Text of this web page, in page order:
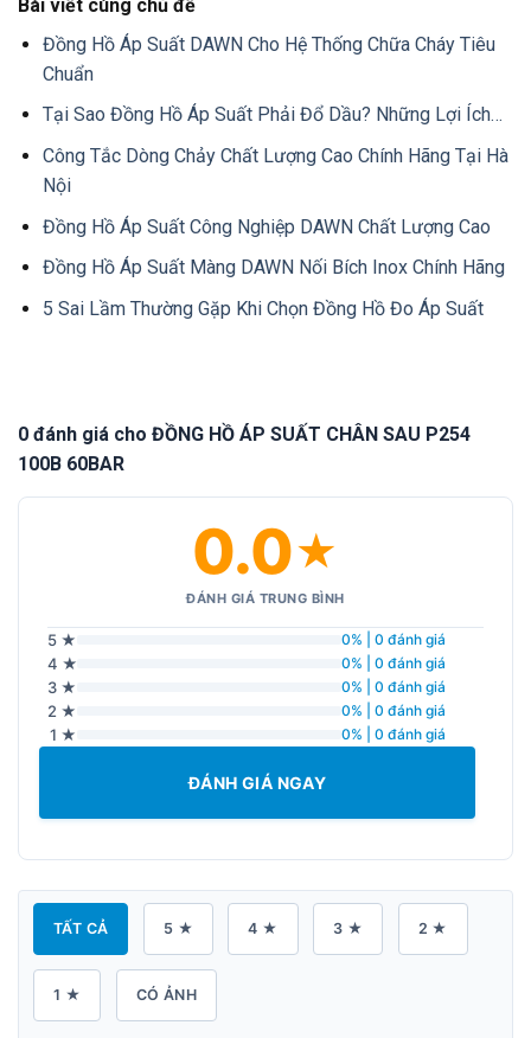
Bài viết cùng chủ đề
Đồng Hồ Áp Suất DAWN Cho Hệ Thống Chữa Cháy Tiêu
Chuẩn
Tại Sao Đồng Hồ Áp Suất Phải Đổ Dầu? Những Lợi Ích…
Công Tắc Dòng Chảy Chất Lượng Cao Chính Hãng Tại Hà
Nội
Đồng Hồ Áp Suất Công Nghiệp DAWN Chất Lượng Cao
Đồng Hồ Áp Suất Màng DAWN Nối Bích Inox Chính Hãng
5 Sai Lầm Thường Gặp Khi Chọn Đồng Hồ Đo Áp Suất
0 đánh giá cho ĐỒNG HỒ ÁP SUẤT CHÂN SAU P254
100B 60BAR
0.0★
ĐÁNH GIÁ TRUNG BÌNH
5 ★ 0% | 0 đánh giá
4 ★ 0% | 0 đánh giá
3 ★ 0% | 0 đánh giá
2 ★ 0% | 0 đánh giá
1 ★ 0% | 0 đánh giá
ĐÁNH GIÁ NGAY
TẤT CẢ 5 ★ 4 ★ 3 ★ 2 ★
1 ★ CÓ ẢNH